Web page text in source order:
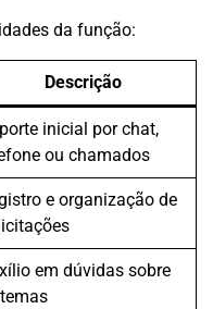
da função:
Descrição
inicial por chat,
ou chamados
e organização de
em dúvidas sobre